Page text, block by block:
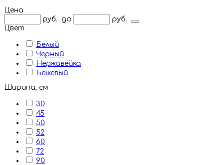
Цена
руб.
до
руб.
Цвет
Белый
Черный
Нержавейка
Бежевый
Ширина, см
30
45
50
52
60
72
90